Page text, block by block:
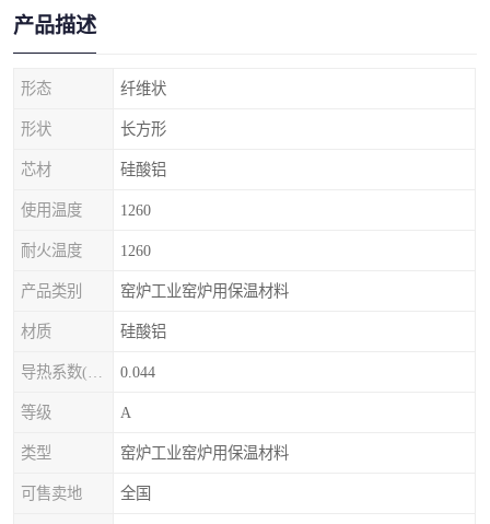
产品描述
形态 纤维状
形状 长方形
芯材 硅酸铝
使用温度 1260
耐火温度 1260
产品类别 窑炉工业窑炉用保温材料
材质 硅酸铝
0.044
等级 A
类型 窑炉工业窑炉用保温材料
可售卖地 全国